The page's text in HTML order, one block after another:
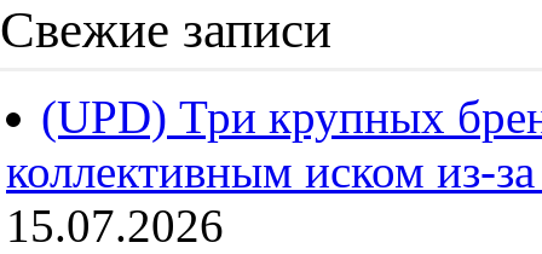
Свежие записи
(UPD) Три крупных
коллективным иском из-
15.07.2026